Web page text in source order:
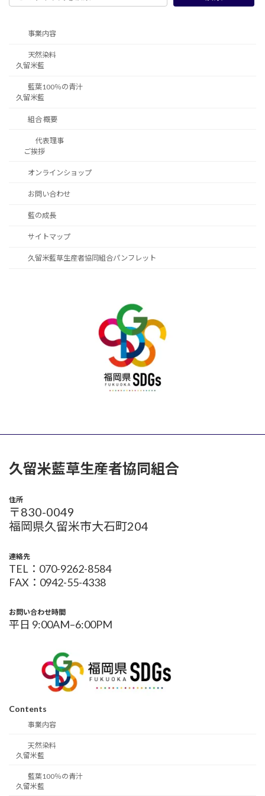
事業内容
天然染料
久留米藍
藍葉100％の青汁
久留米藍
組合 概要
代表理事
ご挨拶
オンラインショップ
お問い合わせ
藍の成長
サイトマップ
久留米藍草生産者協同組合パンフレット
久留米藍草生産者協同組合
住所
〒830-0049
福岡県久留米市大石町204
連絡先
TEL：070-9262-8584
FAX：0942-55-4338
お問い合わせ時間
平日 9:00AM–6:00PM
Contents
事業内容
天然染料
久留米藍
藍葉100％の青汁
久留米藍